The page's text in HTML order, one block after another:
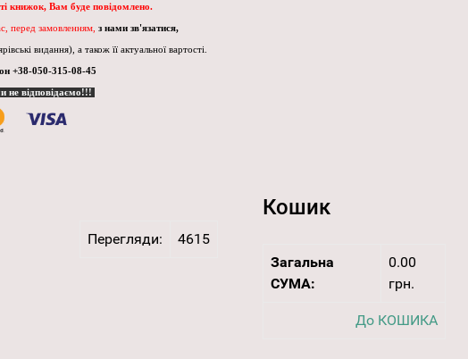
книжок, Вам буде повідомлено.
перед замовленням, з нами зв'язатися,
видання), а також її актуальної вартості.
+38-050-315-08-45
не відповідаємо!!!
Перегляди: 4615
Кошик
Загальна
СУМА:
0.00
грн.
До КОШИКА